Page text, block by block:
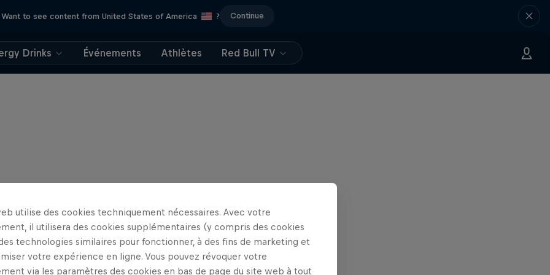
Want to see content from United States of America ? Continue
Drinks Événements Athlètes Red Bull TV
utilise des cookies techniquement nécessaires. Avec votre
il utilisera des cookies supplémentaires (y compris des cookies
technologies similaires pour fonctionner, à des fins de marketing et
votre expérience en ligne. Vous pouvez révoquer votre
via les paramètres des cookies en bas de page du site web à tout